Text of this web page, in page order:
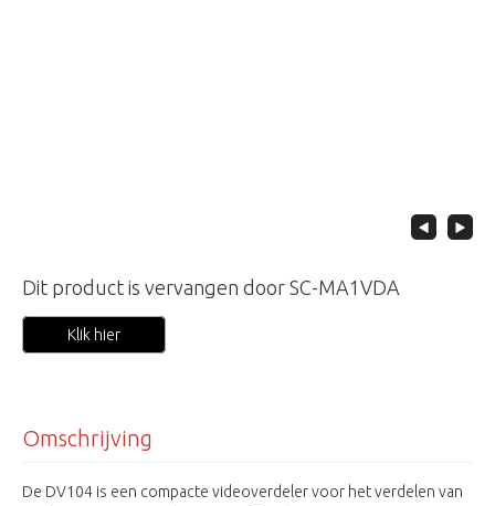
Dit product is vervangen door SC-MA1VDA
Klik hier
Omschrijving
De DV104 is een compacte videoverdeler voor het verdelen van